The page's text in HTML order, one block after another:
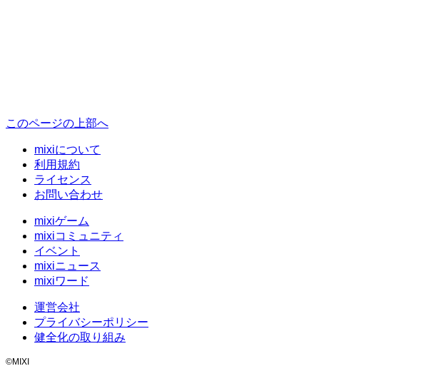
このページの上部へ
mixiについて
利用規約
ライセンス
お問い合わせ
mixiゲーム
mixiコミュニティ
イベント
mixiニュース
mixiワード
運営会社
プライバシーポリシー
健全化の取り組み
©MIXI